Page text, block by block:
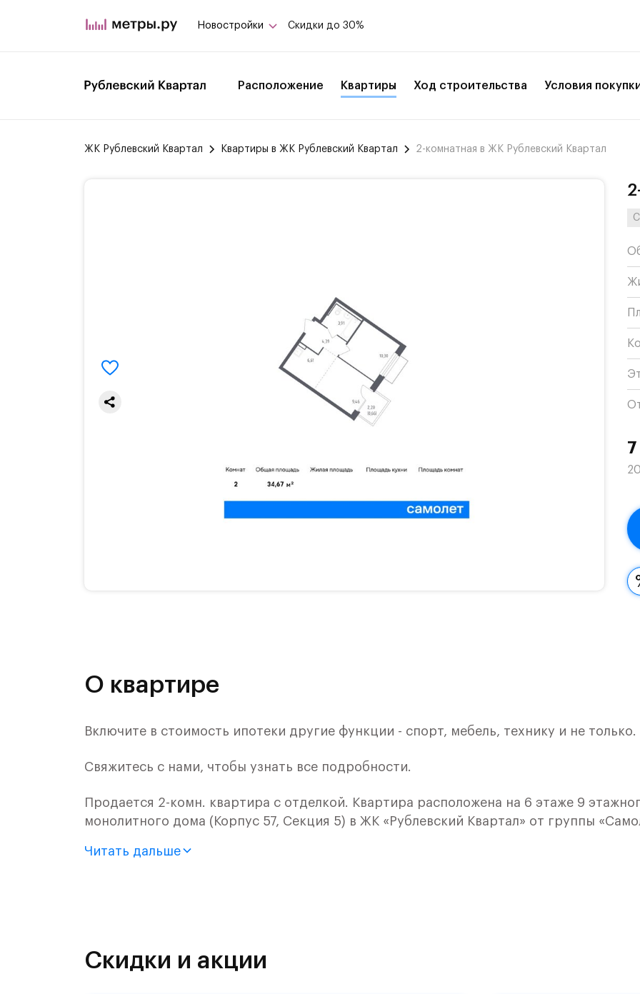
Новостройки Скидки до 30%
Расположение Квартиры Ход строительства Условия
ЖК Рублевский Квартал Квартиры в ЖК Рублевский Квартал 2-комнатная в ЖК Рублевский Квартал
О квартире
Включите в стоимость ипотеки другие функции - спорт, мебель, технику и не только.
Свяжитесь с нами, чтобы узнать все подробности.
Продается 2-комн. квартира с отделкой. Квартира расположена на 6 этаже 9
монолитного дома (Корпус 57, Секция 5) в ЖК «Рублевский Квартал» от группы
Цена указана с учетом готовой отделки и кухни.
направления и возможность удобно добраться до столицы.
Читать дальше
Скидки и акции